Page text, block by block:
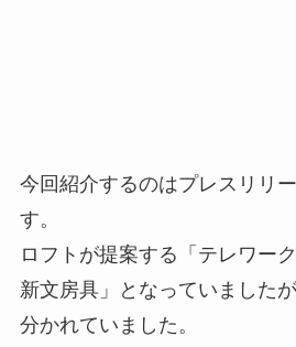
今回紹介するのはプレスリリ
す。
ロフトが提案する「テレワー
新文房具」となっていました
分かれていました。